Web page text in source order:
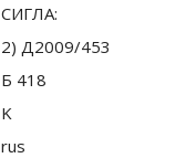
СИГЛА:
2) Д2009/453
Б 418
K
rus